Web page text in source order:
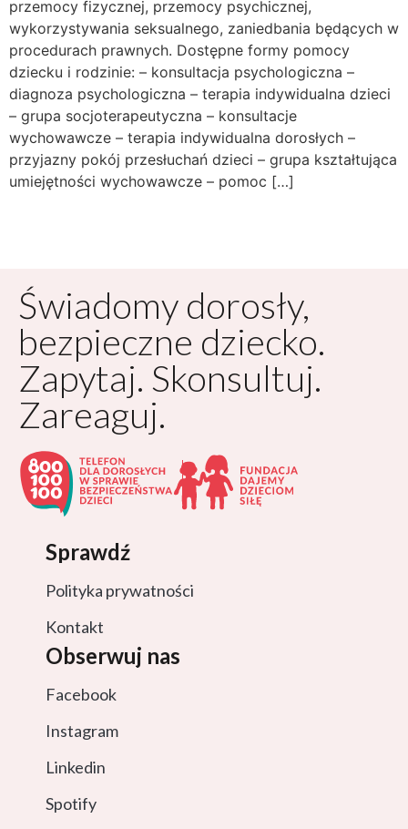
przemocy fizycznej, przemocy psychicznej,
wykorzystywania seksualnego, zaniedbania będących w
procedurach prawnych. Dostępne formy pomocy
dziecku i rodzinie: – konsultacja psychologiczna –
diagnoza psychologiczna – terapia indywidualna dzieci
– grupa socjoterapeutyczna – konsultacje
wychowawcze – terapia indywidualna dorosłych –
przyjazny pokój przesłuchań dzieci – grupa kształtująca
umiejętności wychowawcze – pomoc […]
Świadomy dorosły,
bezpieczne dziecko.
Zapytaj. Skonsultuj.
Zareaguj.
Sprawdź
Polityka prywatności
Kontakt
Obserwuj nas
Facebook
Instagram
Linkedin
Spotify